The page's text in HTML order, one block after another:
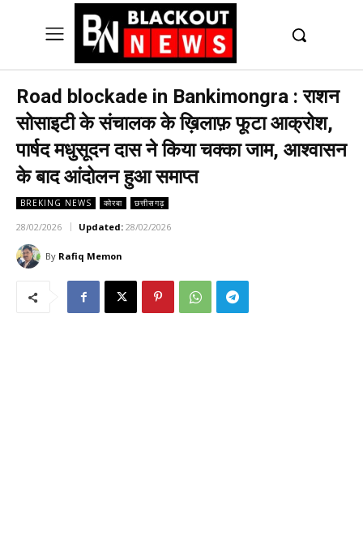
Road blockade in Bankimongra : राशन
सोसाइटी के संचालक के ख़िलाफ़ फूटा आक्रोश,
पार्षद मधुसूदन दास ने किया चक्का जाम, आश्वासन
के बाद आंदोलन हुआ समाप्त
BREKING NEWS कोरबा छत्तीसगढ़
28/02/2026 Updated: 28/02/2026
By Rafiq Memon